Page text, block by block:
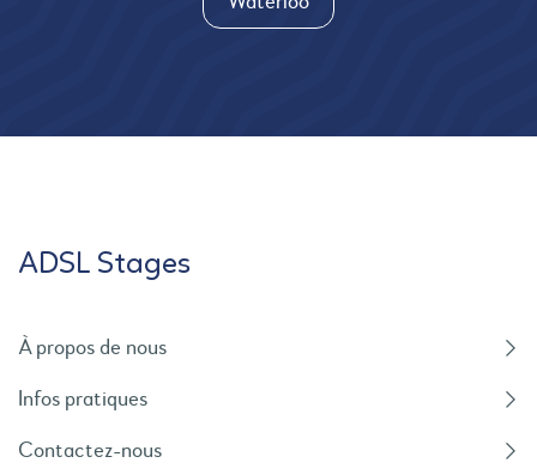
ADSL Stages
À propos de nous
Infos pratiques
Contactez-nous